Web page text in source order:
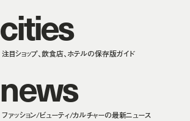
cities
注目ショップ、飲食店、ホテルの保存版ガイド
news
ファッション/ビューティ/カルチャーの最新ニュース